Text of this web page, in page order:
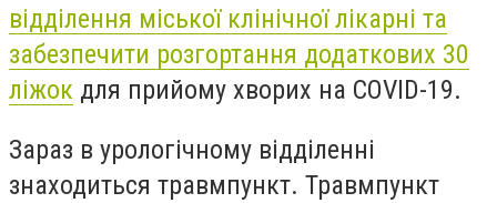
відділення міської клінічної лікарні та
забезпечити розгортання додаткових 30
ліжок для прийому хворих на COVID-19.
Зараз в урологічному відділенні
знаходиться травмпункт. Травмпункт